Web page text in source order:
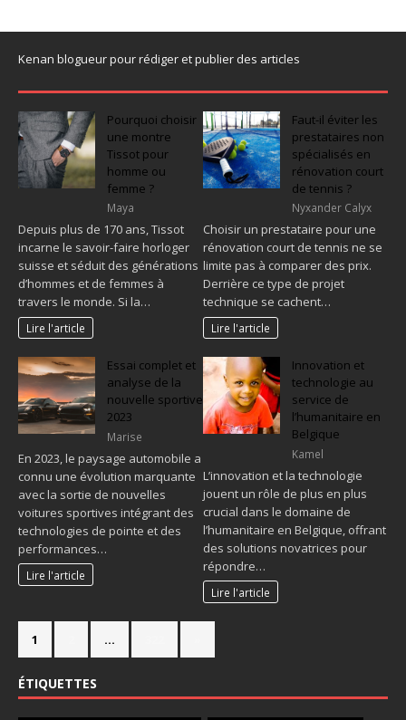
Kenan blogueur pour rédiger et publier des articles
Pourquoi choisir
une montre
Tissot pour
homme ou
femme ?
Maya
Depuis plus de 170 ans, Tissot
incarne le savoir-faire horloger
suisse et séduit des générations
d’hommes et de femmes à
travers le monde. Si la…
Lire l'article
Faut-il éviter les
prestataires non
spécialisés en
rénovation court
de tennis ?
Nyxander Calyx
Choisir un prestataire pour une
rénovation court de tennis ne se
limite pas à comparer des prix.
Derrière ce type de projet
technique se cachent…
Lire l'article
Essai complet et
analyse de la
nouvelle sportive
2023
Marise
En 2023, le paysage automobile a
connu une évolution marquante
avec la sortie de nouvelles
voitures sportives intégrant des
technologies de pointe et des
performances…
Lire l'article
Innovation et
technologie au
service de
l’humanitaire en
Belgique
Kamel
L’innovation et la technologie
jouent un rôle de plus en plus
crucial dans le domaine de
l’humanitaire en Belgique, offrant
des solutions novatrices pour
répondre…
Lire l'article
1 …
ÉTIQUETTES